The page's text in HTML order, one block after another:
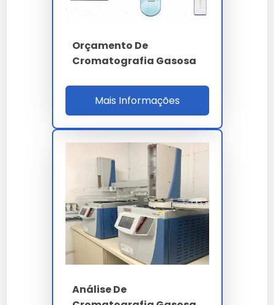
Técnica
UHPLC - GC-MS
Coluna HPLC
C18 250x4.6 mm x 5
Pressão UHPLC
até 1300 bar
Limite detecção GC
inferior a 1 ppm v/v
Gás de arraste
He 5.0 ou H2 6.0
purificado
Forno GC
até 450 ºC - rampa
120 ºC/min
120 amostras por
Orçamento De
Cromatografia Gasosa
Mais Informações
Análise De